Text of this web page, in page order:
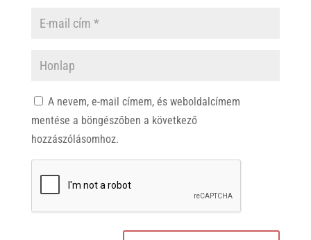
A nevem, e-mail címem, és weboldalcímem
mentése a böngészőben a következő
hozzászólásomhoz.